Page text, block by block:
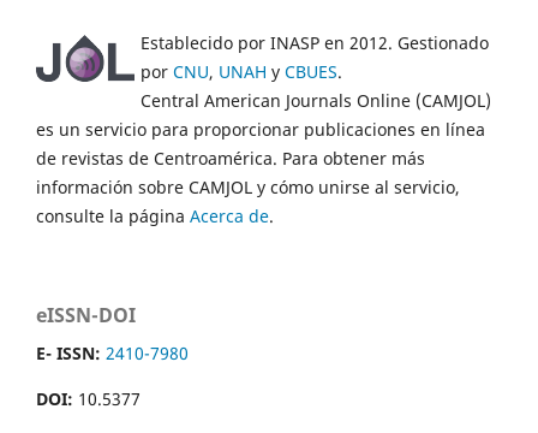
Establecido por INASP en 2012. Gestionado
por CNU, UNAH y CBUES.
Central American Journals Online (CAMJOL)
es un servicio para proporcionar publicaciones en línea
de revistas de Centroamérica. Para obtener más
información sobre CAMJOL y cómo unirse al servicio,
consulte la página Acerca de.
eISSN-DOI
E- ISSN: 2410-7980
DOI: 10.5377